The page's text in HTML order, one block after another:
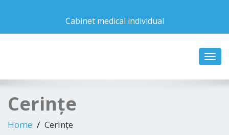
Cabinet medical individual
Cerințe
Home Cerințe